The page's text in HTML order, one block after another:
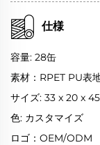
仕様
容量: 28缶
素材：RPET PU表
サイズ: 33 x 20 x
色: カスタマイズ
ロゴ：OEM/ODM